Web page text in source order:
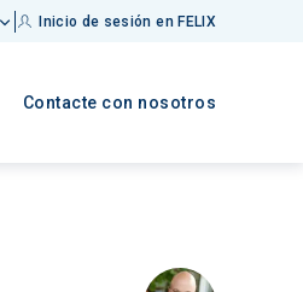
Inicio de sesión en FELIX
Contacte con nosotros